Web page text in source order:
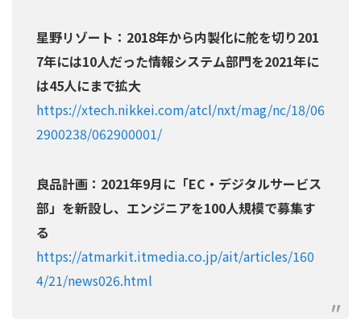
星野リゾート：2018年から内製化に舵を切り201
7年には10人だった情報システム部門を2021年に
は45人にまで拡大
https://xtech.nikkei.com/atcl/nxt/mag/nc/18/06
2900238/062900001/
良品計画：2021年9月に「EC・デジタルサービス
部」を新設し、エンジニアを100人規模で募集す
る
https://atmarkit.itmedia.co.jp/ait/articles/160
4/21/news026.html